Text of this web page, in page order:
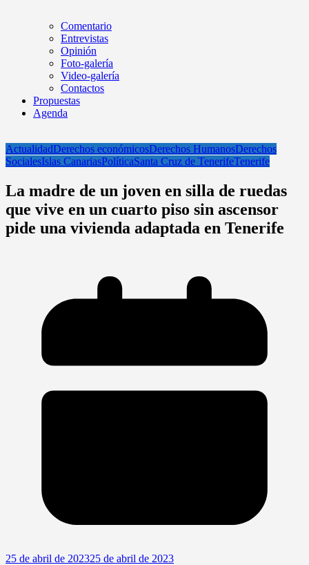
Comentario
Entrevistas
Opinión
Foto-galería
Video-galería
Contactos
Propuestas
Agenda
ActualidadDerechos económicosDerechos HumanosDerechos
SocialesIslas CanariasPolíticaSanta Cruz de TenerifeTenerife
La madre de un joven en silla de ruedas
que vive en un cuarto piso sin ascensor
pide una vivienda adaptada en Tenerife
25 de abril de 202325 de abril de 2023